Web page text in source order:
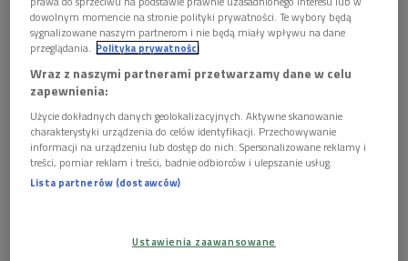
pracach. Przychodzi z pewną propozycją dla pana
Edka. Ten jednak nie jest w stanie przystać na
specyficzną prośbę Malinowskiej. Jakby tego było
mało, w wózkarni pojawia się Tomek Piekarski. On
również ma pewną propozycję dla pana Edka.
Zaniepokojona Kasia szuka męża, a Krysia potrzebuje
bratniej duszy, żeby się wygadać. Autor: Rafał
Wojasiński. Reżyseria: Waldemar Modestowicz.
Reżyseria dźwięku: Maciej Kubera. Kierownictwo
produkcji: Teresa Skoczylas. Obsada: Barbara
dowolnym momencie na stronie polityki prywatności. Te wybory będą
sygnalizowane naszym partnerom i nie będą miały wpływu na dane
przeglądania. Polityka prywatności
Wraz z naszymi partnerami przetwarzamy dane w celu
zapewnienia:
Użycie dokładnych danych geolokalizacyjnych. Aktywne skanowanie
charakterystyki urządzenia do celów identyfikacji. Przechowywanie
informacji na urządzeniu lub dostęp do nich. Spersonalizowane reklamy i
treści, pomiar reklam i treści, badnie odbiorców i ulepszanie usług.
Lista partnerów (dostawców)
Ustawienia zaawansowane